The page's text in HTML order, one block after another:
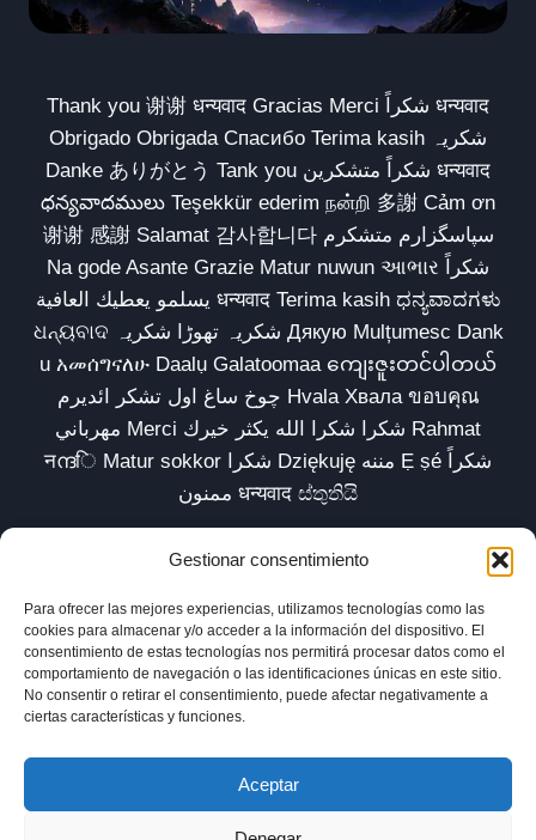
Gestionar consentimiento
Para ofrecer las mejores experiencias, utilizamos tecnologías como las
cookies para almacenar y/o acceder a la información del dispositivo. El
consentimiento de estas tecnologías nos permitirá procesar datos como el
comportamiento de navegación o las identificaciones únicas en este sitio.
No consentir o retirar el consentimiento, puede afectar negativamente a
ciertas características y funciones.
Aceptar
Thank you 谢谢 धन्यवाद Gracias Merci شكراً धन्यवाद
Obrigado Obrigada Спасибо Terima kasih شکریہ
Danke ありがとう Tank you شكراً متشكرين धन्यवाद
ధన్యవాదములు Teşekkür ederim நன்றி 多謝 Cảm ơn
谢谢 感謝 Salamat 감사합니다 سپاسگزارم متشکرم
Na gode Asante Grazie Matur nuwun આભાર شكراً
يسلمو يعطيك العافية धन्यवाद Terima kasih ಧನ್ಯವಾದಗಳು
ଧନ୍ୟବାଦ شکریہ تھوڑا شکریہ Дякую Mulțumesc Dank
u አመሰግናለሁ Daalụ Galatoomaa ကျေးဇူးတင်ပါတယ်
چوخ ساغ اول تشکر ائدیرم Hvala Хвала ขอบคุณ
مهرباني Merci شكرا شكرا الله يكثر خيرك Rahmat
नന്ദि Matur sokkor شكرا Dziękuję مننه Ẹ ṣé شكراً
ممنون धन्यवाद ස්තුතියි
Inicio Biblioteca Parábolas TV
Comunidad
Esencia
Blog
Política de privacidad
Aviso legal
Política de cookies (UE)